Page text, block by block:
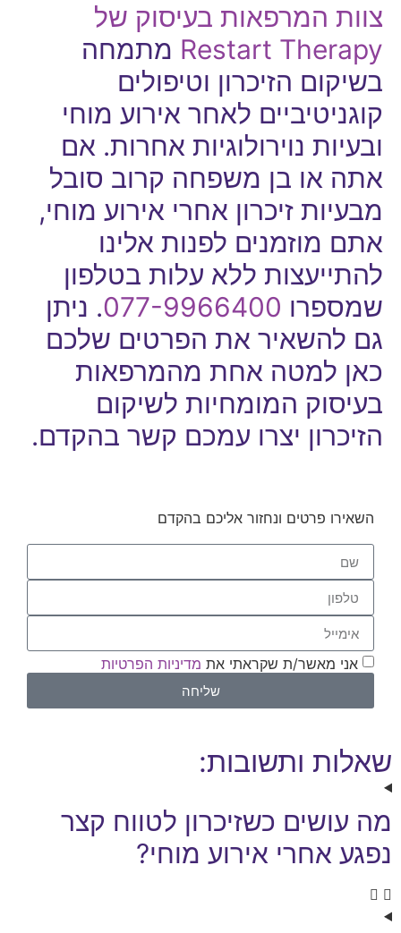
צוות המרפאות בעיסוק של
Restart Therapy מתמחה
בשיקום הזיכרון וטיפולים
קוגניטיביים לאחר אירוע מוחי
ובעיות נוירולוגיות אחרות. אם
אתה או בן משפחה קרוב סובל
מבעיות זיכרון אחרי אירוע מוחי,
אתם מוזמנים לפנות אלינו
להתייעצות ללא עלות בטלפון
שמספרו 077-9966400. ניתן
גם להשאיר את הפרטים שלכם
כאן למטה אחת מהמרפאות
בעיסוק המומחיות לשיקום
הזיכרון יצרו עמכם קשר בהקדם.
השאירו פרטים ונחזור אליכם בהקדם
אני מאשר/ת שקראתי את מדיניות הפרטיות
שליחה
שאלות ותשובות:
מה עושים כשזיכרון לטווח קצר
נפגע אחרי אירוע מוחי?